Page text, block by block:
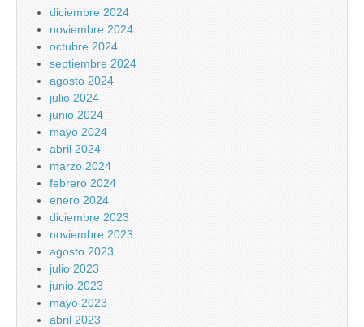
diciembre 2024
noviembre 2024
octubre 2024
septiembre 2024
agosto 2024
julio 2024
junio 2024
mayo 2024
abril 2024
marzo 2024
febrero 2024
enero 2024
diciembre 2023
noviembre 2023
agosto 2023
julio 2023
junio 2023
mayo 2023
abril 2023